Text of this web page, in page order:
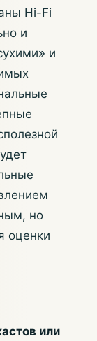
Hi-Fi
и
и
но
оценки
или